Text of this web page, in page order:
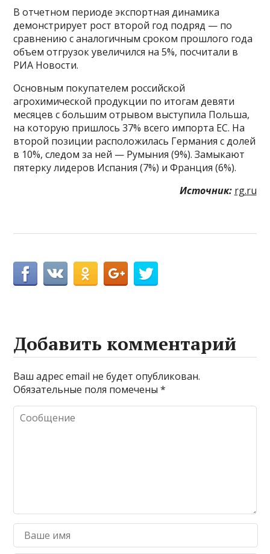
В отчетном периоде экспортная динамика
демонстрирует рост второй год подряд — по
сравнению с аналогичным сроком прошлого года
объем отгрузок увеличился на 5%, посчитали в
РИА Новости.
Основным покупателем российской
агрохимической продукции по итогам девяти
месяцев с большим отрывом выступила Польша,
на которую пришлось 37% всего импорта ЕС. На
второй позиции расположилась Германия с долей
в 10%, следом за ней — Румыния (9%). Замыкают
пятерку лидеров Испания (7%) и Франция (6%).
Источник: rg.ru
Добавить комментарий
Ваш адрес email не будет опубликован.
Обязательные поля помечены*